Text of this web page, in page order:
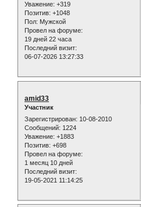
Уважение: +319
Позитив: +1048
Пол: Мужской
Провел на форуме:
19 дней 22 часа
Последний визит:
06-07-2026 13:27:33
amid33
Участник
Зарегистрирован: 10-08-2010
Сообщений: 1224
Уважение: +1883
Позитив: +698
Провел на форуме:
1 месяц 10 дней
Последний визит:
19-05-2021 11:14:25